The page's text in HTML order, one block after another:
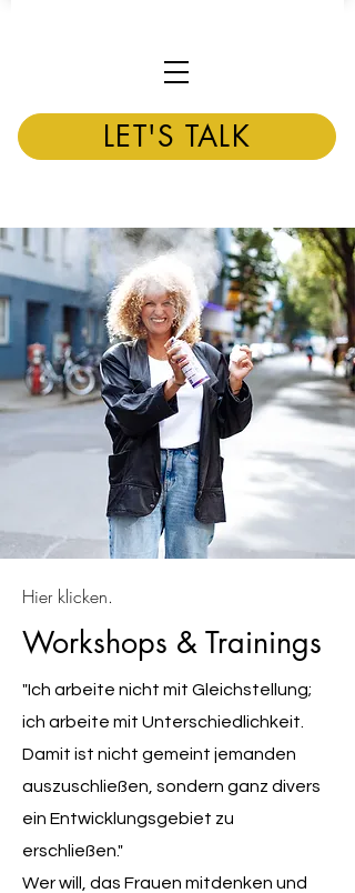
LET'S TALK
Hier klicken.
Workshops & Trainings
"Ich arbeite nicht mit Gleichstellung;
ich arbeite mit Unterschiedlichkeit.
Damit ist nicht gemeint jemanden
auszuschließen, sondern ganz divers
ein Entwicklungsgebiet zu
erschließen."
Wer will, das Frauen mitdenken und